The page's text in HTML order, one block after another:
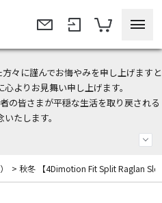
々に謹んでお悔やみを申し上げますと
よりお見舞い申し上げます。
の皆さまが平穏な生活を取り戻される
たします。
クーポンプレゼント！
い合わせ＞
> 秋冬 【4Dimotion Fit Split Raglan